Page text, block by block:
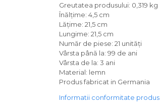
Greutatea produsului: 0,319 kg
Înălțime: 4,5 cm
Lățime: 21,5 cm
Lungime: 21,5 cm
Număr de piese: 21 unități
Vârsta până la: 99 de ani
Vârsta de la: 3 ani
Material: lemn
Produs fabricat in Germania
Informatii conformitate produs